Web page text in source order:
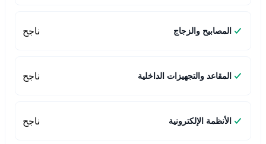
المصابيح والزجاج ناجح
المقاعد والتجهيزات الداخلية ناجح
الأنظمة الإلكترونية ناجح